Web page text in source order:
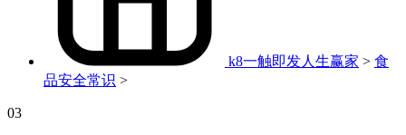
k8一触即发人生赢家 > 食
品安全常识 >
03